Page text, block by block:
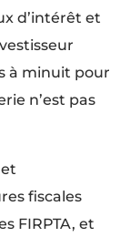
d’intérêt et
à minuit pour
n’est pas
fiscales
FIRPTA, et